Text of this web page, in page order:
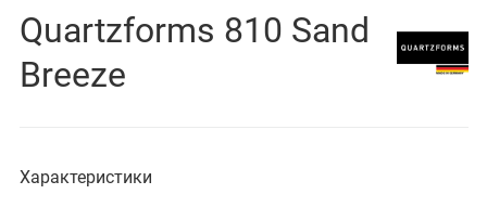
Quartzforms 810 Sand
Breeze
Характеристики